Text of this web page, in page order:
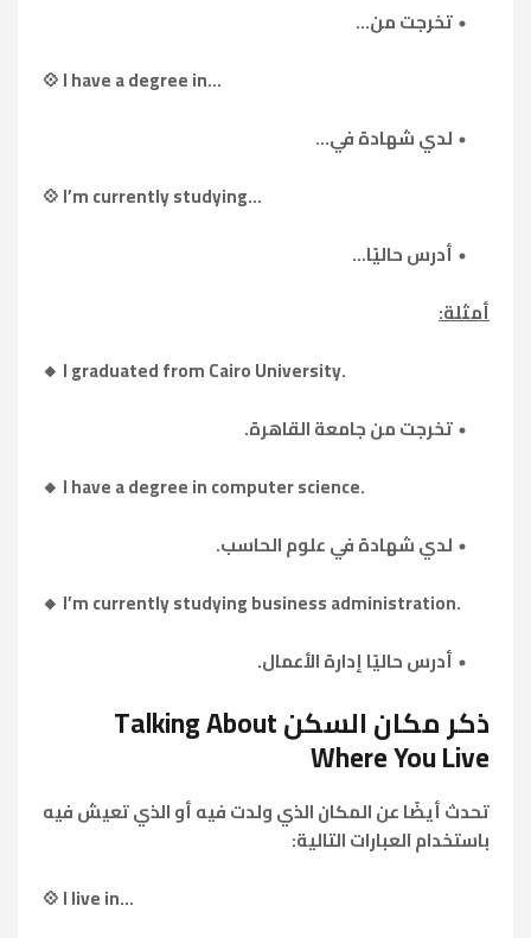
تخرجت من...
💠 I have a degree in...
لدي شهادة في...
💠 I’m currently studying...
أدرس حاليًا...
أمثلة:
🔸 I graduated from Cairo University.
تخرجت من جامعة القاهرة.
🔸 I have a degree in computer science.
لدي شهادة في علوم الحاسب.
🔸 I’m currently studying business administration.
أدرس حاليًا إدارة الأعمال.
ذكر مكان السكن Talking About
Where You Live
تحدث أيضًا عن المكان الذي ولدت فيه أو الذي تعيش فيه
باستخدام العبارات التالية:
💠 I live in...